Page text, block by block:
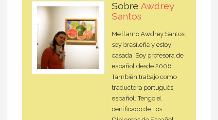
Sobre Awdrey
Santos
Me llamo Awdrey Santos,
soy brasileña y estoy
casada. Soy profesora de
español desde 2006.
También trabajo como
traductora portugués-
español. Tengo el
certificado de Los